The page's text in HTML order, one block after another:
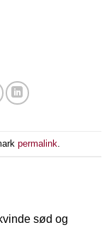
permalink
sød og